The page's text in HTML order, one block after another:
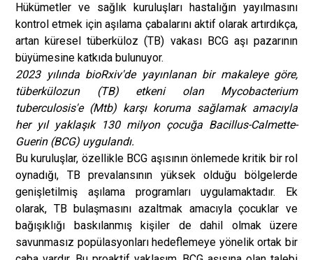
Hükümetler ve sağlık kuruluşları hastalığın yayılmasını
kontrol etmek için aşılama çabalarını aktif olarak artırdıkça,
artan küresel tüberküloz (TB) vakası BCG aşı pazarının
büyümesine katkıda bulunuyor.
2023 yılında bioRxiv'de yayınlanan bir makaleye göre,
tüberkülozun (TB) etkeni olan Mycobacterium
tuberculosis'e (Mtb) karşı koruma sağlamak amacıyla
her yıl yaklaşık 130 milyon çocuğa Bacillus-Calmette-
Guerin (BCG) uygulandı.
Bu kuruluşlar, özellikle BCG aşısının önlemede kritik bir rol
oynadığı, TB prevalansının yüksek olduğu bölgelerde
genişletilmiş aşılama programları uygulamaktadır. Ek
olarak, TB bulaşmasını azaltmak amacıyla çocuklar ve
bağışıklığı baskılanmış kişiler de dahil olmak üzere
savunmasız popülasyonları hedeflemeye yönelik ortak bir